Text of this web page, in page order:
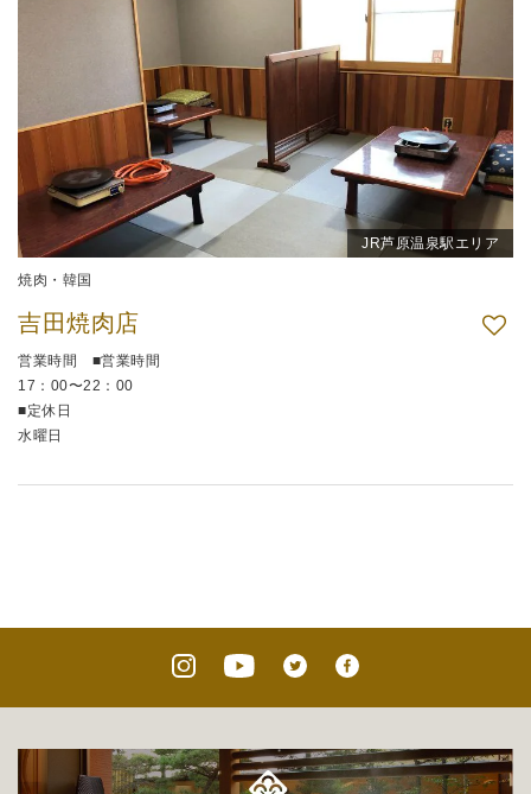
JR芦原温泉駅エリア
焼肉・韓国
吉田焼肉店
営業時間 ■営業時間
17：00〜22：00
■定休日
水曜日